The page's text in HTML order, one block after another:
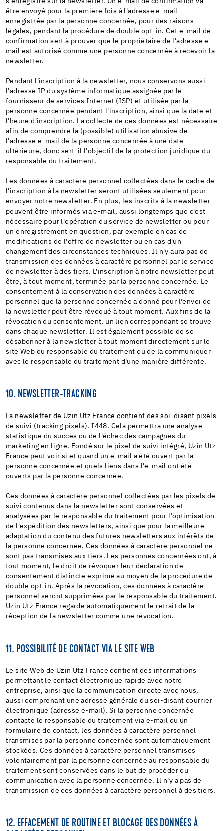
être envoyé pour la première fois à l'adresse e-mail
enregistrée par la personne concernée, pour des raisons
légales, pendant la procédure de double opt-in. Cet e-mail de
confirmation sert à prouver que le propriétaire de l'adresse e-
mail est autorisé comme une personne concernée à recevoir la
newsletter.
Pendant l'inscription à la newsletter, nous conservons aussi
l'adresse IP du système informatique assignée par le
fournisseur de services Internet (ISP) et utilisée par la
personne concernée pendant l'inscription, ainsi que la date et
l'heure d'inscription. La collecte de ces données est nécessaire
afin de comprendre la (possible) utilisation abusive de
l'adresse e-mail de la personne concernée à une date
ultérieure, donc sert-il l'objectif de la protection juridique du
responsable du traitement.
Les données à caractère personnel collectées dans le cadre de
l'inscription à la newsletter seront utilisées seulement pour
envoyer notre newsletter. En plus, les inscrits à la newsletter
peuvent être informés via e-mail, aussi longtemps que c'est
nécessaire pour l'opération du service de newsletter ou pour
un enregistrement en question, par exemple en cas de
modifications de l'offre de newsletter ou en cas d'un
changement des circonstances techniques. Il n'y aura pas de
transmission des données à caractère personnel par le service
de newsletter à des tiers. L'inscription à notre newsletter peut
être, à tout moment, terminée par la personne concernée. Le
consentement à la conservation des données à caractère
personnel que la personne concernée a donné pour l'envoi de
la newsletter peut être révoqué à tout moment. Aux fins de la
révocation du consentement, un lien correspondant se trouve
dans chaque newsletter. Il est également possible de se
désabonner à la newsletter à tout moment directement sur le
site Web du responsable du traitement ou de la communiquer
avec le responsable du traitement d'une manière différente.
10. NEWSLETTER-TRACKING
La newsletter de Uzin Utz France contient des soi-disant pixels
de suivi (tracking pixels). I448. Cela permettra une analyse
statistique du succès ou de l'échec des campagnes du
marketing en ligne. Fondé sur le pixel de suivi intégré, Uzin Utz
France peut voir si et quand un e-mail a été ouvert par la
personne concernée et quels liens dans l'e-mail ont été
ouverts par la personne concernée.
Ces données à caractère personnel collectées par les pixels de
suivi contenus dans la newsletter sont conservées et
analysées par le responsable du traitement pour l'optimisation
de l'expédition des newsletters, ainsi que pour la meilleure
adaptation du contenu des futures newsletters aux intérêts de
la personne concernée. Ces données à caractère personnel ne
sont pas transmises aux tiers. Les personnes concernées ont, à
tout moment, le droit de révoquer leur déclaration de
consentement distincte exprimé au moyen de la procédure de
double opt-in. Après la révocation, ces données à caractère
personnel seront supprimées par le responsable du traitement.
Uzin Utz France regarde automatiquement le retrait de la
réception de la newsletter comme une révocation.
11. POSSIBILITÉ DE CONTACT VIA LE SITE WEB
Le site Web de Uzin Utz France contient des informations
permettant le contact électronique rapide avec notre
entreprise, ainsi que la communication directe avec nous,
aussi comprenant une adresse générale du soi-disant courrier
électronique (adresse e-mail). Si la personne concernée
contacte le responsable du traitement via e-mail ou un
formulaire de contact, les données à caractère personnel
transmises par la personne concernée sont automatiquement
stockées. Ces données à caractère personnel transmises
volontairement par la personne concernée au responsable du
traitement sont conservées dans le but de procéder ou
communication avec la personne concernée. Il n'y a pas de
transmission de ces données à caractère personnel à des tiers.
12. EFFACEMENT DE ROUTINE ET BLOCAGE DES DONNÉES À